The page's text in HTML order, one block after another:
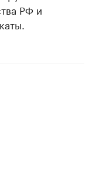
РФ и